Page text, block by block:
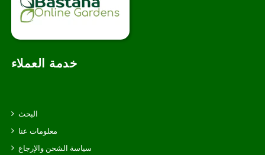
خدمة العملاء
البحث
معلومات عنا
سياسة الشحن والإرجاع